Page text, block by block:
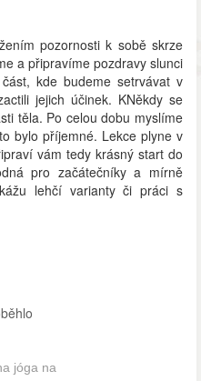
pozornosti k sobě skrze
a připravíme pozdravy slunci
kde budeme setrvávat v
jejich účinek. KNěkdy se
těla. Po celou dobu myslíme
bylo příjemné. Lekce plyne v
vám tedy krásný start do
pro začátečníky a mírně
lehčí varianty či práci s
jóga na